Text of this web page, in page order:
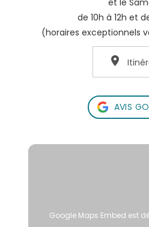
et le
de 10h à 12h et
(horaires exceptionnels
AVIS
Google Maps Embed est